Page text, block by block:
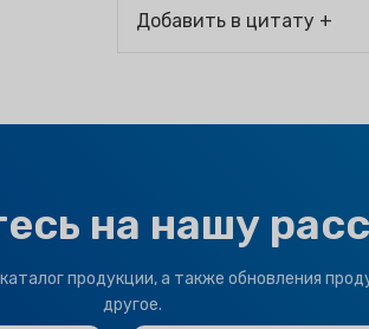
Добавить в цитату +
на нашу
продукции, а также обновления
другое.